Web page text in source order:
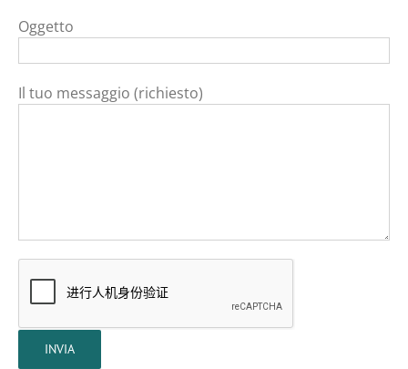
Oggetto
Il tuo messaggio (richiesto)